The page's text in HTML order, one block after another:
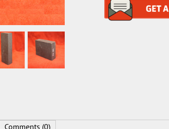
Comments (0)